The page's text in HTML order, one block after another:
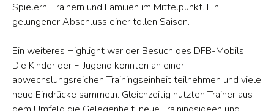
Spielern, Trainern und Familien im Mittelpunkt. Ein
gelungener Abschluss einer tollen Saison.
Ein weiteres Highlight war der Besuch des DFB-Mobils.
Die Kinder der F-Jugend konnten an einer
abwechslungsreichen Trainingseinheit teilnehmen und viele
neue Eindrücke sammeln. Gleichzeitig nutzten Trainer aus